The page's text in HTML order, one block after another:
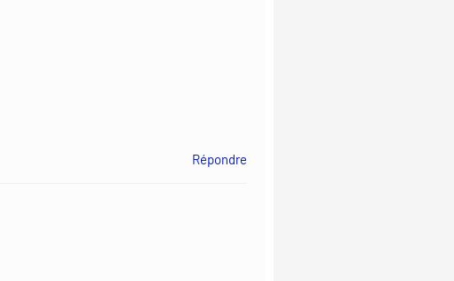
Répondre